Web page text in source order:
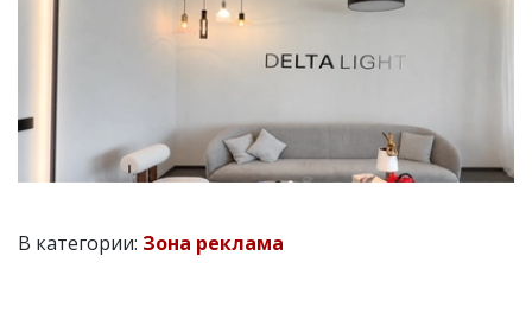
В категории: Зона реклама